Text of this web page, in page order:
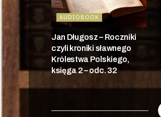
AUDIOBOOK
Jan Długosz – Roczniki
czyli kroniki sławnego
Królestwa Polskiego,
księga 2 – odc. 32